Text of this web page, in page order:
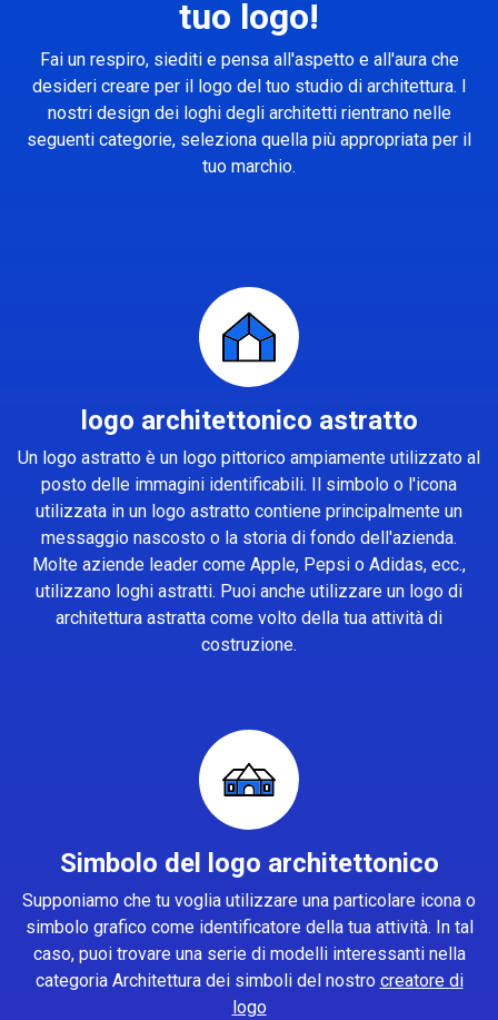
tuo logo!
Fai un respiro, siediti e pensa all'aspetto e all'aura che
desideri creare per il logo del tuo studio di architettura. I
nostri design dei loghi degli architetti rientrano nelle
seguenti categorie, seleziona quella più appropriata per il
tuo marchio.
logo architettonico astratto
Un logo astratto è un logo pittorico ampiamente utilizzato al
posto delle immagini identificabili. Il simbolo o l'icona
utilizzata in un logo astratto contiene principalmente un
messaggio nascosto o la storia di fondo dell'azienda.
Molte aziende leader come Apple, Pepsi o Adidas, ecc.,
utilizzano loghi astratti. Puoi anche utilizzare un logo di
architettura astratta come volto della tua attività di
costruzione.
Simbolo del logo architettonico
Supponiamo che tu voglia utilizzare una particolare icona o
simbolo grafico come identificatore della tua attività. In tal
caso, puoi trovare una serie di modelli interessanti nella
categoria Architettura dei simboli del nostro creatore di
logo